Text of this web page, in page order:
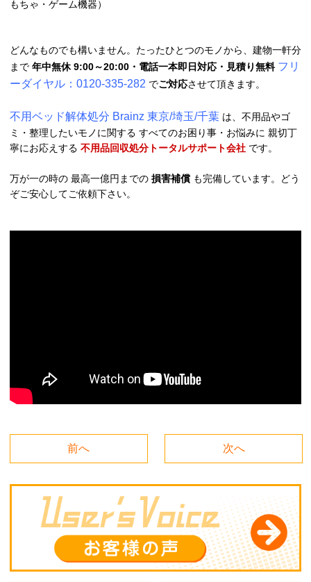
もちゃ・ゲーム機器）
どんなものでも構いません。たったひとつのモノから、建物一軒分
まで 年中無休 9:00～20:00・電話一本即日対応・見積り無料 フリ
ーダイヤル：0120-335-282 でご対応させて頂きます。
不用ベッド解体処分 Brainz 東京/埼玉/千葉 は、不用品やゴ
ミ・整理したいモノに関する すべてのお困り事・お悩みに 親切丁
寧にお応えする 不用品回収処分トータルサポート会社 です。
万が一の時の 最高一億円までの 損害補償 も完備しています。どう
ぞご安心してご依頼下さい。
前へ 次へ